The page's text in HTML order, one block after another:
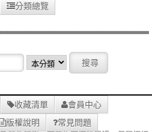
分類總覽
收藏清單
會員中心
版權說明 常見問題